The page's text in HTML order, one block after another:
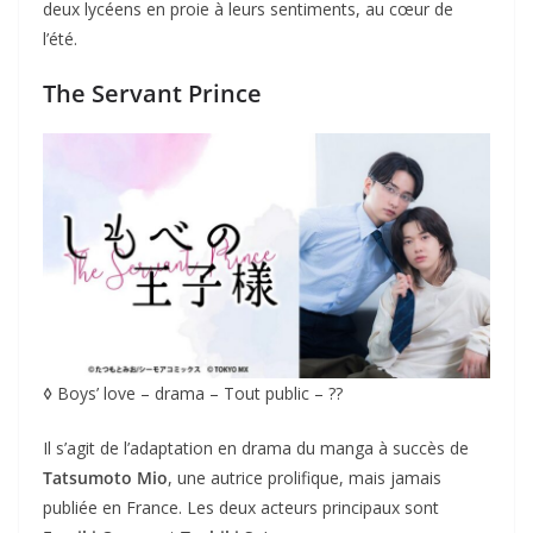
deux lycéens en proie à leurs sentiments, au cœur de
l’été.
The Servant Prince
◊ Boys’ love – drama – Tout public – ??
Il s’agit de l’adaptation en drama du manga à succès de
Tatsumoto Mio, une autrice prolifique, mais jamais
publiée en France. Les deux acteurs principaux sont